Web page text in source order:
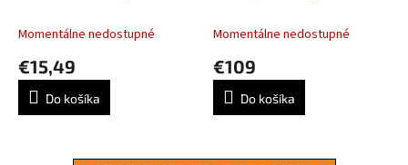
3525/4615/4625/5525
Momentálne nedostupné
€15,49
Do košíka
grey/photo black
Momentálne nedostupné
€109
Do košíka